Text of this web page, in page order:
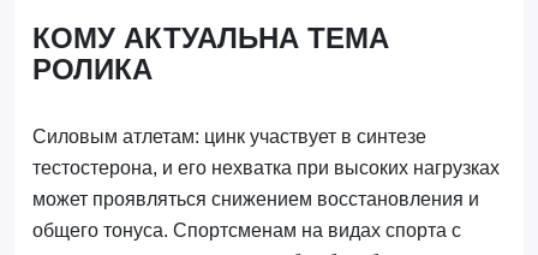
КОМУ АКТУАЛЬНА ТЕМА
РОЛИКА
Силовым атлетам: цинк участвует в синтезе
тестостерона, и его нехватка при высоких нагрузках
может проявляться снижением восстановления и
общего тонуса. Спортсменам на видах спорта с